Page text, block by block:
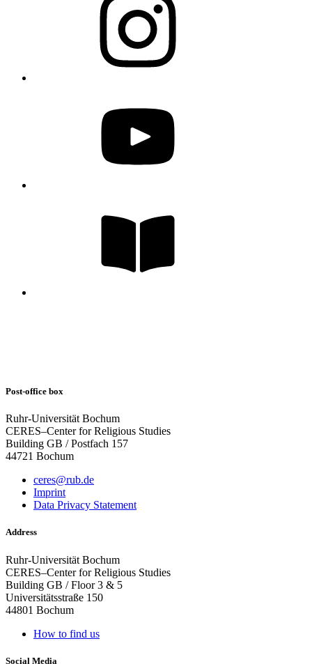
Post-office box
Ruhr-Universität Bochum
CERES–Center for Religious Studies
Building GB / Postfach 157
44721 Bochum
ceres@rub.de
Imprint
Data Privacy Statement
Address
Ruhr-Universität Bochum
CERES–Center for Religious Studies
Building GB / Floor 3 & 5
Universitätsstraße 150
44801 Bochum
How to find us
Social Media